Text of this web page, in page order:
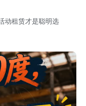
动租赁才是聪明选